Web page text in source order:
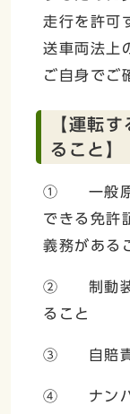
走行を許可
送車両法上
ご自身でご
【運転
ること】
① 一般原
できる免許
義務がある
② 制動装
ること
③ 自賠責
④ ナンバ